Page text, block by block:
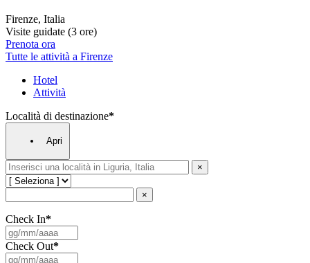
Firenze, Italia
Visite guidate (3 ore)
Prenota ora
Tutte le attività a Firenze
Hotel
Attività
Località di destinazione*
Apri
×
×
Check In*
Check Out*